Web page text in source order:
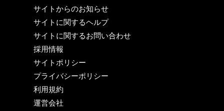
サイトからのお知らせ
サイトに関するヘルプ
サイトに関するお問い合わせ
採用情報
サイトポリシー
プライバシーポリシー
利用規約
運営会社